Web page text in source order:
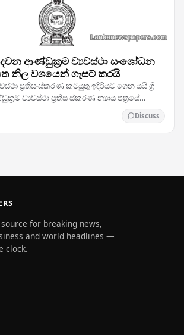
ආණ්ඩුක්‍රම ව්‍යවස්ථා සංශෝධන
නිල වශයෙන් ගැසට් කරයි
ප්‍රතිසංස්කරණ කටයුතු ඉදිරියට ගෙන යයි ශ්‍රී
ව්‍යවස්ථා ප්‍රතිසංස්කරණ න්‍යාය පත්‍රයේ
Discuss
for breaking news,
and world headlines —
clock.